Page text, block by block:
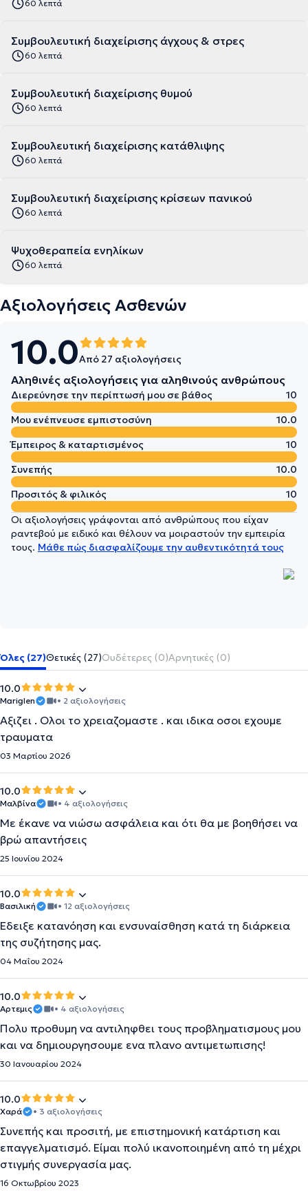
60 λεπτά
Συμβουλευτική διαχείρισης άγχους & στρες
60 λεπτά
Συμβουλευτική διαχείρισης θυμού
60 λεπτά
Συμβουλευτική διαχείρισης κατάθλιψης
60 λεπτά
Συμβουλευτική διαχείρισης κρίσεων πανικού
60 λεπτά
Ψυχοθεραπεία ενηλίκων
60 λεπτά
Αξιολογήσεις Ασθενών
10.0Από 27 αξιολογήσεις
Αληθινές αξιολογήσεις για αληθινούς ανθρώπους
Διερεύνησε την περίπτωσή μου σε βάθος
10
Μου ενέπνευσε εμπιστοσύνη
10.0
Έμπειρος & καταρτισμένος
10
Συνεπής
10.0
Προσιτός & φιλικός
10
Οι αξιολογήσεις γράφονται από ανθρώπους που είχαν
ραντεβού με ειδικό και θέλουν να μοιραστούν την εμπειρία
τους. Μάθε πώς διασφαλίζουμε την αυθεντικότητά τους
Όλες (27)Θετικές (27)Ουδέτερες (0)Αρνητικές (0)
10.0
Mariglen • 2 αξιολογήσεις
Αξιζει . Ολοι το χρειαζομαστε . και ιδικα οσοι εχουμε
τραυματα
03 Μαρτίου 2026
10.0
Μαλβίνα • 4 αξιολογήσεις
Με έκανε να νιώσω ασφάλεια και ότι θα με βοηθήσει να
βρώ απαντήσεις
25 Ιουνίου 2024
10.0
Βασιλική • 12 αξιολογήσεις
Έδειξε κατανόηση και ενσυναίσθηση κατά τη διάρκεια
της συζήτησης μας.
04 Μαΐου 2024
10.0
Αρτεμις • 4 αξιολογήσεις
Πολυ προθυμη να αντιληφθει τους προβληματισμους μου
και να δημιουργησουμε ενα πλανο αντιμετωπισης!
30 Ιανουαρίου 2024
10.0
Χαρά • 3 αξιολογήσεις
Συνεπής και προσιτή, με επιστημονική κατάρτιση και
επαγγελματισμό. Είμαι πολύ ικανοποιημένη από τη μέχρι
στιγμής συνεργασία μας.
16 Οκτωβρίου 2023